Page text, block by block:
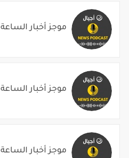
موجز أخبار الساعة 8 م 2026/08/06
موجز أخبار الساعة 7 م 2026/08/06
موجز أخبار الساعة 6 م 2026/08/06